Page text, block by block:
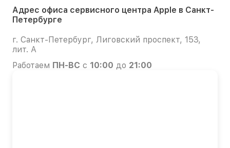
Адрес офиса сервисного центра Apple в Санкт-
Петербурге
г. Санкт-Петербург, Лиговский проспект, 153,
лит. А
Работаем ПН-ВС с 10:00 до 21:00